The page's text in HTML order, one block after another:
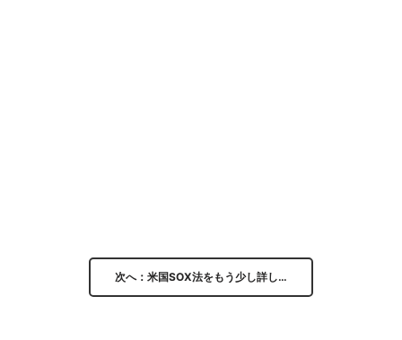
次へ：米国SOX法をもう少し詳し…